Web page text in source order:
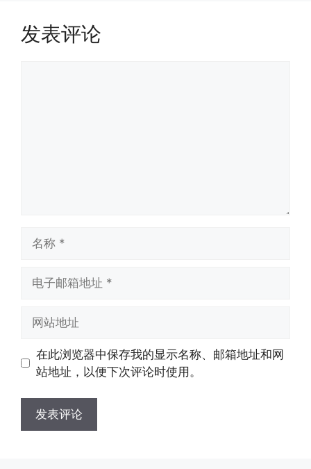
发表评论
址
址
在此浏览器中保存我的显示名称、邮箱地址和网
站地址，以便下次评论时使用。